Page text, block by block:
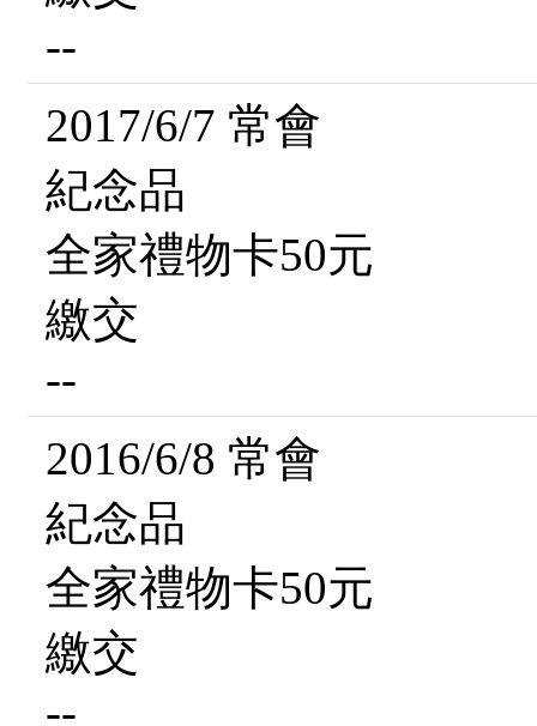
--
2017/6/7 常會
紀念品
全家禮物卡50元
繳交
--
2016/6/8 常會
紀念品
全家禮物卡50元
繳交
--